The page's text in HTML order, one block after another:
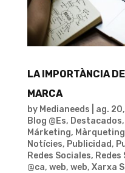
LA IMPORTÀNCIA
MARCA
by Medianeeds ag.
Blog @Es, Destacados,
Márketing, Màrqueting
Notícies, Publicidad,
Redes Sociales, Redes
@ca, web, web, Xarxa